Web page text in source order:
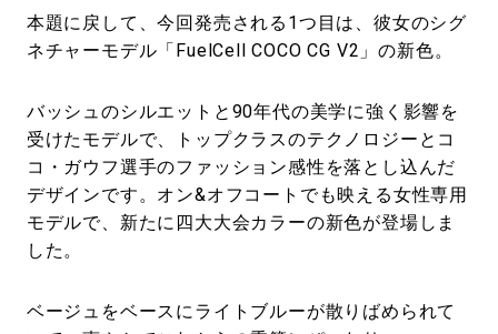
本題に戻して、今回発売される1つ目は、彼女のシグ
ネチャーモデル「FuelCell COCO CG V2」の新色。
バッシュのシルエットと90年代の美学に強く影響を
受けたモデルで、トップクラスのテクノロジーとコ
コ・ガウフ選手のファッション感性を落とし込んだ
デザインです。オン&オフコートでも映える女性専用
モデルで、新たに四大大会カラーの新色が登場しま
した。
ベージュをベースにライトブルーが散りばめられて